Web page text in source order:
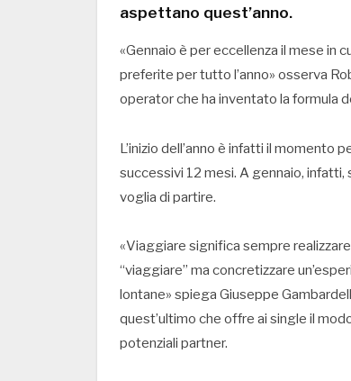
aspettano quest’anno.
«Gennaio è per eccellenza il mese in
preferite per tutto l’anno» osserva
operator che ha inventato la formula
L’inizio dell’anno è infatti il
successivi 12 mesi. A gennaio, infatti,
voglia di partire.
«Viaggiare significa sempre
“viaggiare” ma concretizzare
lontane» spiega Giuseppe
quest’ultimo che offre ai single il
potenziali partner.